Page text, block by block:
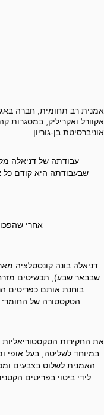
אמנית רב תחומית, חברה
אקוורל ואקריליק, במסגרות
אוניברסיטת בן-גוריון.
אחרי
הטקסטורה של